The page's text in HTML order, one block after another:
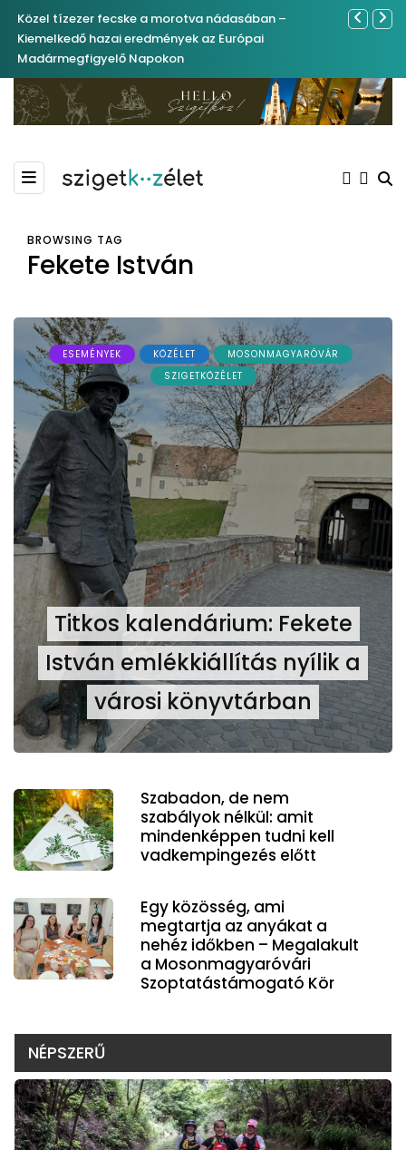
Közel tízezer fecske a morotva nádasában –
Kiemelkedő hazai eredmények az Európai
Madármegfigyelő Napokon
Ferenc
BROWSING TAG
Fekete István
ESEMÉNYEK KÖZÉLET
MOSONMAGYARÓVÁR
SZIGETKÖZÉLET
Titkos kalendárium: Fekete
István emlékkiállítás nyílik a
városi könyvtárban
Szabadon, de nem
szabályok nélkül: amit
mindenképpen tudni kell
vadkempingezés előtt
Egy közösség, ami
megtartja az anyákat a
nehéz időkben – Megalakult
a Mosonmagyaróvári
Szoptatástámogató Kör
NÉPSZERŰ